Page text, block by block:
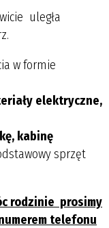
uległa
w formie
elektryczne,
kabinę
sprzęt
rodzinie prosimy
telefonu